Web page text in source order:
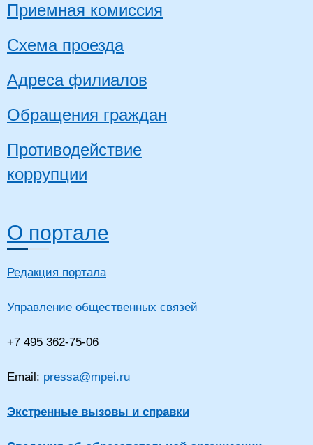
Приемная комиссия
Схема проезда
Адреса филиалов
Обращения граждан
Противодействие
коррупции
О портале
Редакция портала
Управление общественных связей
+7 495 362-75-06
Email: pressa@mpei.ru
Экстренные вызовы и справки